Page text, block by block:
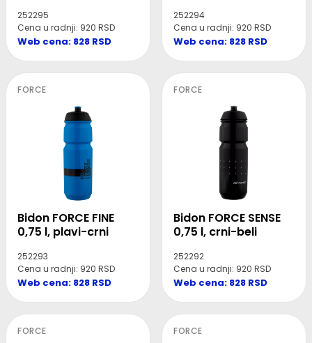
252295
Cena u radnji: 920 RSD
Web cena: 828 RSD
252294
Cena u radnji: 920 RSD
Web cena: 828 RSD
FORCE
Bidon FORCE FINE
0,75 l, plavi-crni
252293
Cena u radnji: 920 RSD
Web cena: 828 RSD
FORCE
Bidon FORCE SENSE
0,75 l, crni-beli
252292
Cena u radnji: 920 RSD
Web cena: 828 RSD
FORCE FORCE